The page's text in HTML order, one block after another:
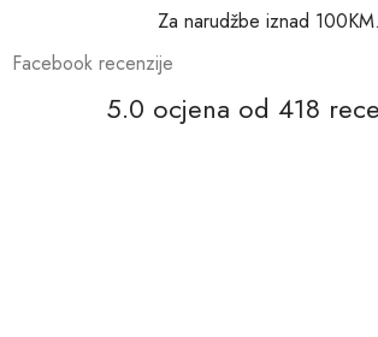
Za narudžbe iznad 100KM.
Facebook recenzije
5.0 ocjena od 418